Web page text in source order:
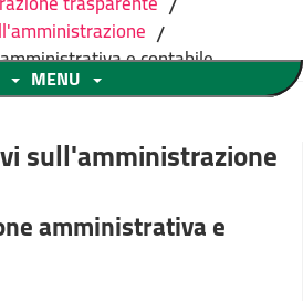
/
e contabile
MENU
sull'amministrazione
amministrativa e